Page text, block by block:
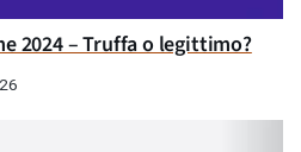
2024 – Truffa o legittimo?